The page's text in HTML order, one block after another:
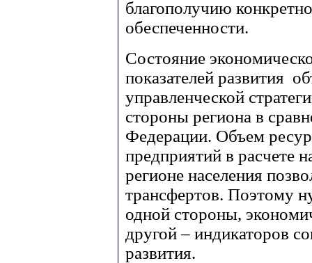
благополучию
обеспеченности.
Состояние
показателей развития
управленческой
стороны региона в
Федерации. Объем
предприятий в расчете
регионе населения
трансфертов. Поэтому
одной стороны,
другой – индикаторов
развития.